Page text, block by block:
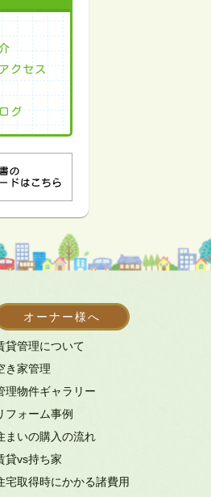
クセス
グ
オーナー様へ
貸管理について
き家管理
理物件ギャラリー
フォーム事例
まいの購入の流れ
貸vs持ち家
宅取得時にかかる諸費用